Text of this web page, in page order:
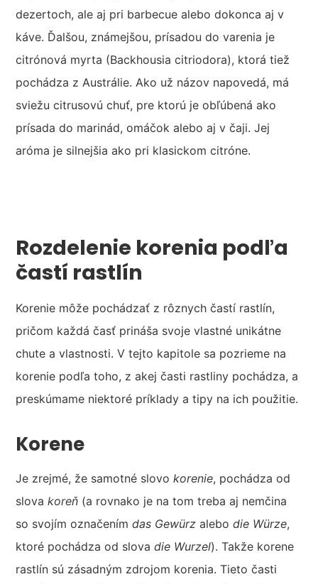
dezertoch, ale aj pri barbecue alebo dokonca aj v
káve. Ďalšou, známejšou, prísadou do varenia je
citrónová myrta (Backhousia citriodora), ktorá tiež
pochádza z Austrálie. Ako už názov napovedá, má
sviežu citrusovú chuť, pre ktorú je obľúbená ako
prísada do marinád, omáčok alebo aj v čaji. Jej
aróma je silnejšia ako pri klasickom citróne.
Rozdelenie korenia podľa
častí rastlín
Korenie môže pochádzať z rôznych častí rastlín,
pričom každá časť prináša svoje vlastné unikátne
chute a vlastnosti. V tejto kapitole sa pozrieme na
korenie podľa toho, z akej časti rastliny pochádza, a
preskúmame niektoré príklady a tipy na ich použitie.
Korene
Je zrejmé, že samotné slovokorenie, pochádza od
slovakoreň (a rovnako je na tom treba aj nemčina
so svojím označenímdas Gewürz alebodie Würze,
ktoré pochádza od slovadie Wurzel). Takže korene
rastlín sú zásadným zdrojom korenia. Tieto časti